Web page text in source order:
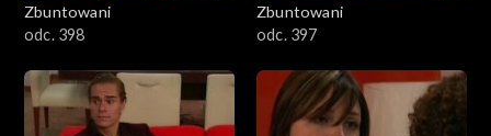
Zbuntowani
odc. 398
Zbuntowani
odc. 397